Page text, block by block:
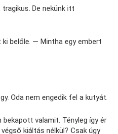
De nekünk itt
belőle. — Mintha egy embert
Oda nem engedik fel a kutyát.
valamit. Tényleg így ér
kiáltás nélkül? Csak úgy